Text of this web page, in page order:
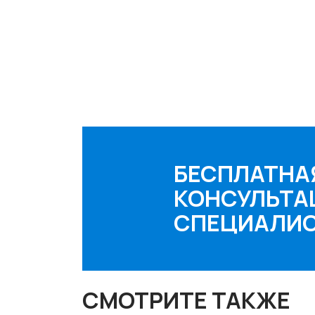
СМОТРИТЕ ТАКЖЕ